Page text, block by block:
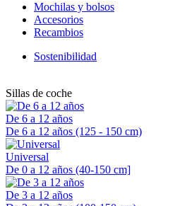
Mochilas y bolsos
Accesorios
Recambios
Sostenibilidad
Sillas de coche
De 6 a 12 años
De 6 a 12 años (125 - 150 cm)
Universal
De 0 a 12 años (40-150 cm]
De 3 a 12 años